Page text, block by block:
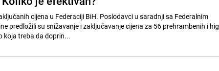
cijena u Federaciji BiH. Poslodavci u saradnji sa Federalnim
predložili su snižavanje i zaključavanje cijena za 56 prehrambenih i
koja treba da doprin...